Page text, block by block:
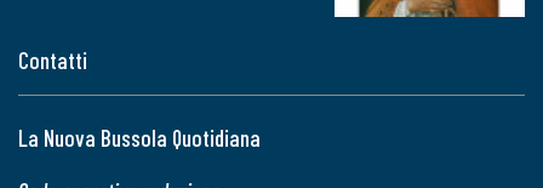
Contatti
La Nuova Bussola Quotidiana